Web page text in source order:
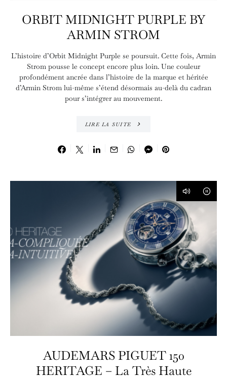
ORBIT MIDNIGHT PURPLE BY
ARMIN STROM
L’histoire d’Orbit Midnight Purple se poursuit. Cette fois, Armin
Strom pousse le concept encore plus loin. Une couleur
profondément ancrée dans l’histoire de la marque et héritée
d’Armin Strom lui-même s’étend désormais au-delà du cadran
pour s’intégrer au mouvement.
LIRE LA SUITE
AUDEMARS PIGUET 150
HERITAGE – La Très Haute